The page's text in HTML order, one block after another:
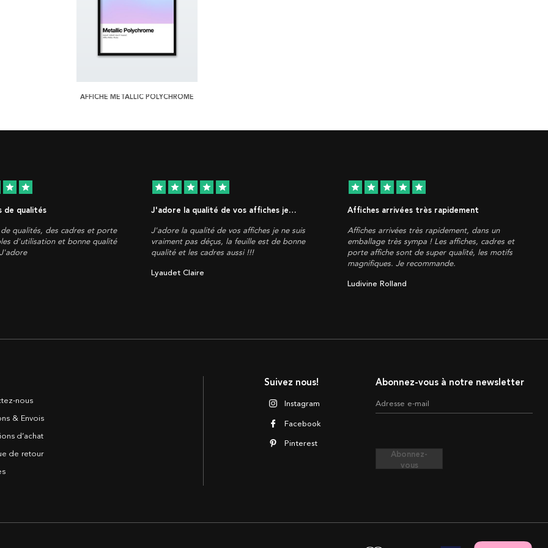
AFFICHE METALLIC POLYCHROME
star star
de qualités
qualités, des cadres et porte
d'utilisation et bonne qualité
star star star star star
J'adore la qualité de vos affiches je…
J'adore la qualité de vos affiches je ne suis
vraiment pas déçus, la feuille est de bonne
qualité et les cadres aussi !!!
Lyaudet Claire
star star star star star
Affiches arrivées très rapidement
Affiches arrivées très rapidement, dans un
emballage très sympa ! Les affiches, cadres et
porte affiche sont de super qualité, les motifs
magnifiques. Je recommande.
Ludivine Rolland
Abonnez-vous à notre newsletter
Adresse e-mail
Abonnez-
vous
Suivez nous!
Instagram
Facebook
Pinterest
nous
& Envois
d’achat
de retour